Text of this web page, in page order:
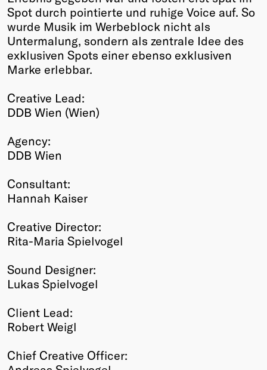
Spot durch pointierte und ruhige Voice auf. So
wurde Musik im Werbeblock nicht als
Untermalung, sondern als zentrale Idee des
exklusiven Spots einer ebenso exklusiven
Marke erlebbar.
Creative Lead:
DDB Wien (Wien)
Agency:
DDB Wien
Consultant:
Hannah Kaiser
Creative Director:
Rita-Maria Spielvogel
Sound Designer:
Lukas Spielvogel
Client Lead:
Robert Weigl
Chief Creative Officer: